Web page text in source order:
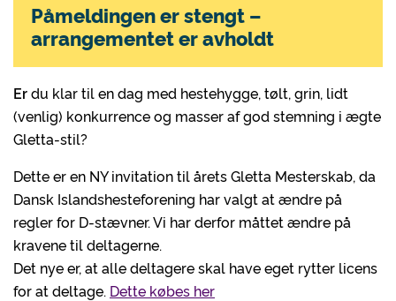
Erdu klar til en dag med hestehygge, tølt, grin, lidt
(venlig) konkurrence og masser af god stemning i ægte
Gletta-stil?
Dette er en NY invitation til årets Gletta Mesterskab, da
Dansk Islandshesteforening har valgt at ændre på
regler for D-stævner. Vi har derfor måttet ændre på
kravene til deltagerne.
Det nye er, at alle deltagere skal have eget rytter licens
for at deltage. Dette købes her
Påmeldingen er stengt –
arrangementet er avholdt